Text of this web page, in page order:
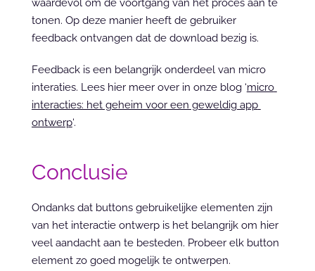
waardevol om de voortgang van het proces aan te
tonen. Op deze manier heeft de gebruiker
feedback ontvangen dat de download bezig is.
Feedback is een belangrijk onderdeel van micro
interaties. Lees hier meer over in onze blog ‘micro
interacties: het geheim voor een geweldig app
ontwerp‘.
Conclusie
Ondanks dat buttons gebruikelijke elementen zijn
van het interactie ontwerp is het belangrijk om hier
veel aandacht aan te besteden. Probeer elk button
element zo goed mogelijk te ontwerpen.